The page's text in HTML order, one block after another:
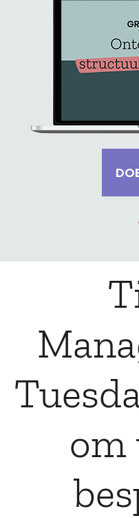
om